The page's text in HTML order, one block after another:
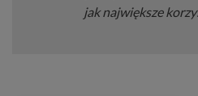
jak największe